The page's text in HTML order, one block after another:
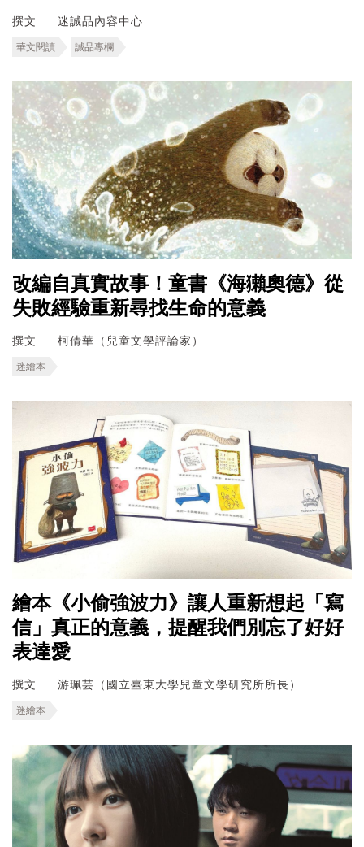
撰文 迷誠品內容中心
華文閱讀 誠品專欄
改編自真實故事！童書《海獺奧德》從
失敗經驗重新尋找生命的意義
撰文 柯倩華（兒童文學評論家）
迷繪本
繪本《小偷強波力》讓人重新想起「寫
信」真正的意義，提醒我們別忘了好好
表達愛
撰文 游珮芸（國立臺東大學兒童文學研究所所長）
迷繪本